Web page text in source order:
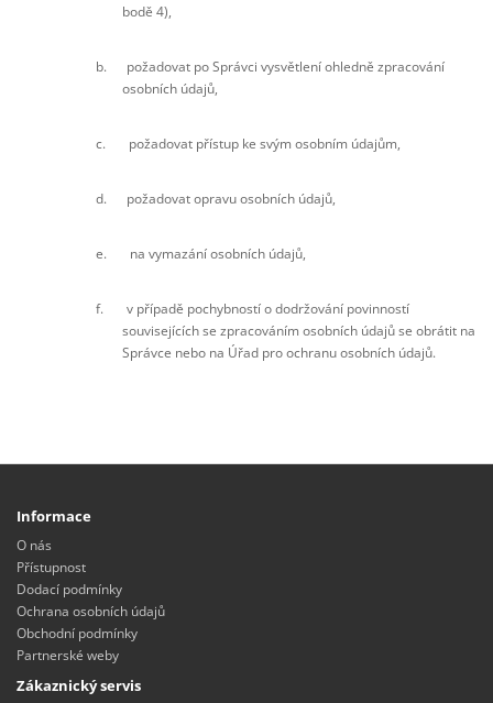
bodě 4),
b. požadovat po Správci vysvětlení ohledně zpracování
osobních údajů,
c. požadovat přístup ke svým osobním údajům,
d. požadovat opravu osobních údajů,
e. na vymazání osobních údajů,
f. v případě pochybností o dodržování povinností
souvisejících se zpracováním osobních údajů se obrátit na
Správce nebo na Úřad pro ochranu osobních údajů.
Informace
O nás
Přístupnost
Dodací podmínky
Ochrana osobních údajů
Obchodní podmínky
Partnerské weby
Zákaznický servis